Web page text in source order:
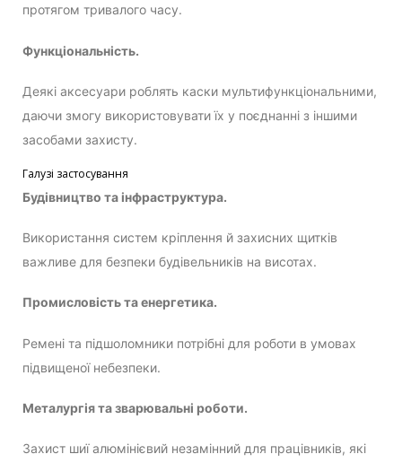
протягом тривалого часу.
Функціональність.
Деякі аксесуари роблять каски мультифункціональними,
даючи змогу використовувати їх у поєднанні з іншими
засобами захисту.
Галузі застосування
Будівництво та інфраструктура.
Використання систем кріплення й захисних щитків
важливе для безпеки будівельників на висотах.
Промисловість та енергетика.
Ремені та підшоломники потрібні для роботи в умовах
підвищеної небезпеки.
Металургія та зварювальні роботи.
Захист шиї алюмінієвий незамінний для працівників, які